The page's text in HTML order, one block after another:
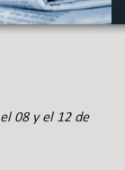
08 y el 12 de